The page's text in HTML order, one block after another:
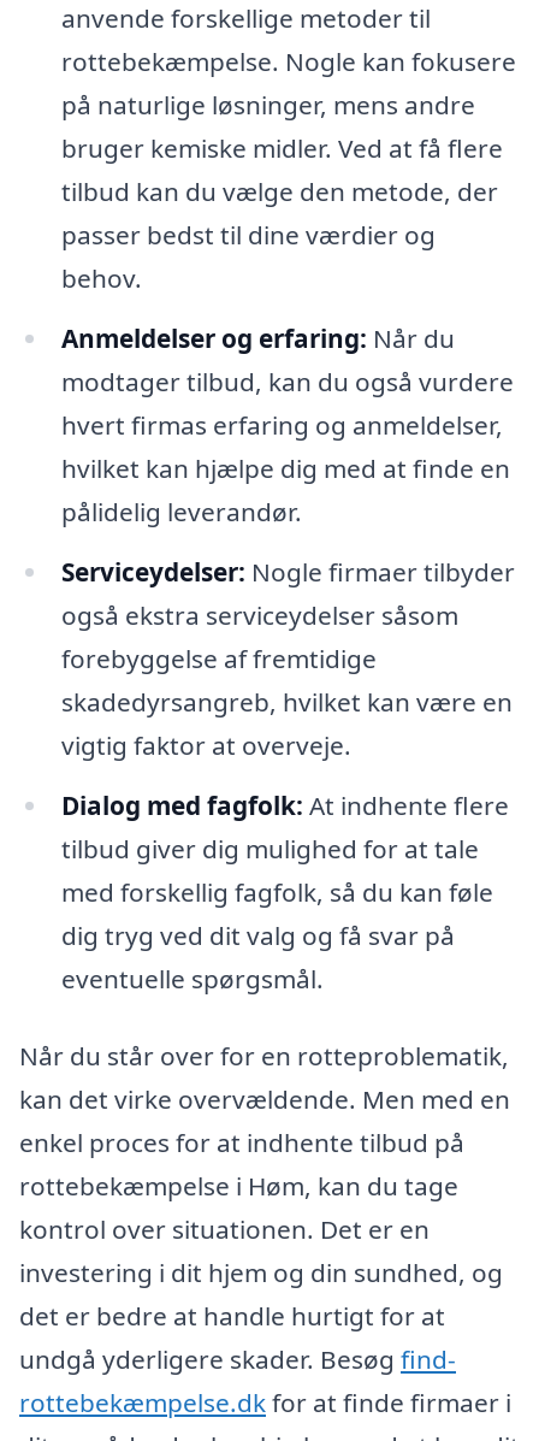
anvende forskellige metoder til
rottebekæmpelse. Nogle kan fokusere
på naturlige løsninger, mens andre
bruger kemiske midler. Ved at få flere
tilbud kan du vælge den metode, der
passer bedst til dine værdier og
behov.
Anmeldelser og erfaring: Når du
modtager tilbud, kan du også vurdere
hvert firmas erfaring og anmeldelser,
hvilket kan hjælpe dig med at finde en
pålidelig leverandør.
Serviceydelser: Nogle firmaer tilbyder
også ekstra serviceydelser såsom
forebyggelse af fremtidige
skadedyrsangreb, hvilket kan være en
vigtig faktor at overveje.
Dialog med fagfolk: At indhente flere
tilbud giver dig mulighed for at tale
med forskellig fagfolk, så du kan føle
dig tryg ved dit valg og få svar på
eventuelle spørgsmål.
Når du står over for en rotteproblematik,
kan det virke overvældende. Men med en
enkel proces for at indhente tilbud på
rottebekæmpelse i Høm, kan du tage
kontrol over situationen. Det er en
investering i dit hjem og din sundhed, og
det er bedre at handle hurtigt for at
undgå yderligere skader. Besøg find-
rottebekæmpelse.dkfor at finde firmaer i